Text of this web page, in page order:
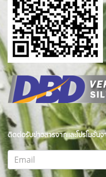
ติดต่อรับข่าวสารจากและโปรโมชั่นจ